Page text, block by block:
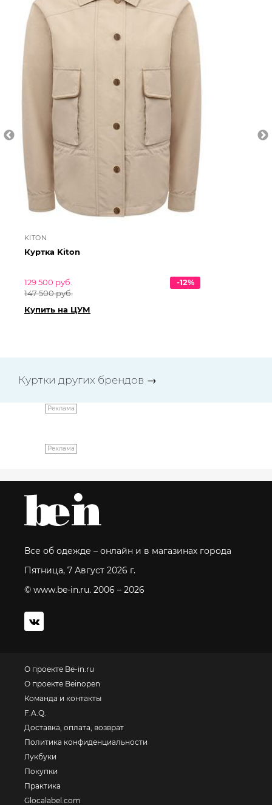
KITON
Куртка Kiton
129 500 руб.
147 500 руб.
-12%
Купить на ЦУМ
Куртки других брендов →
Реклама
Реклама
Все об одежде – онлайн и в магазинах города
Пятница, 7 Август 2026 г.
© www.be-in.ru. 2006 – 2026
О проекте Be-in.ru
О проекте Beinopen
Команда и контакты
F.A.Q.
Доставка, оплата, возврат
Политика конфиденциальности
Лукбуки
Покупки
Практика
Glocalabel.com